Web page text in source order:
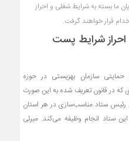
ما بسته به شرایط شغلی و احراز
قرار خواهند گرفت.
شرایط پست
حمایتی سازمان بهزیستی در حوزه
در قانون تعریف شده به این صورت
رئیس ستاد مناسب‌سازی در هر استان
ستاد انجام وظیفه می‌کند. میرئی